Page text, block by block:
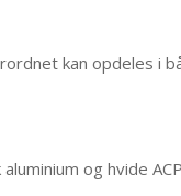
kan opdeles i
og hvide